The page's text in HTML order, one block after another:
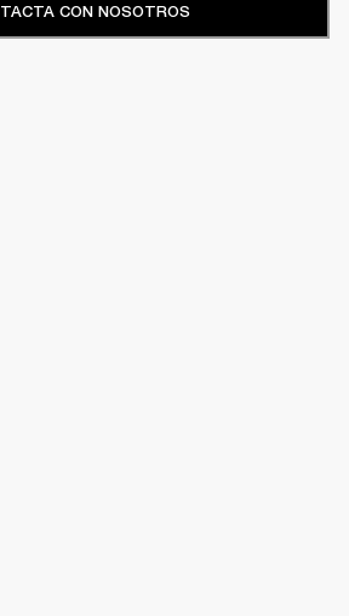
CON NOSOTROS